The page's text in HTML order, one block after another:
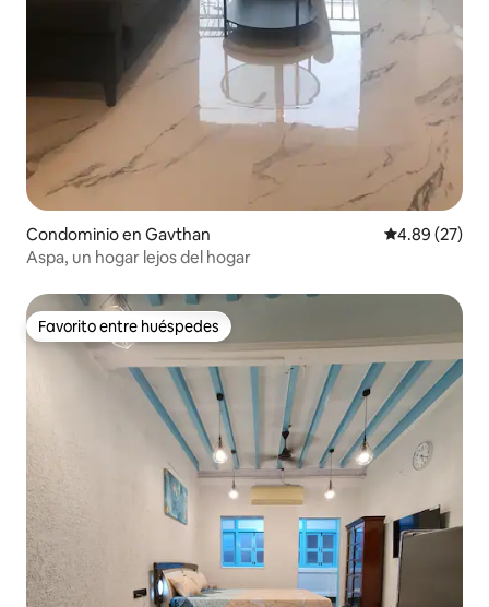
Condominio en Gavthan Calificación
4.89 (27)
Aspa, un hogar lejos del hogar
Favorito entre huéspedes
Favorito entre huéspedes